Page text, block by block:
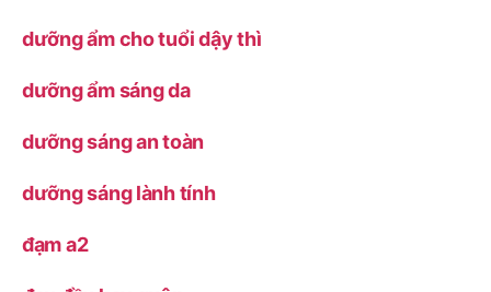
dưỡng ẩm cho tuổi dậy thì
dưỡng ẩm sáng da
dưỡng sáng an toàn
dưỡng sáng lành tính
đạm a2